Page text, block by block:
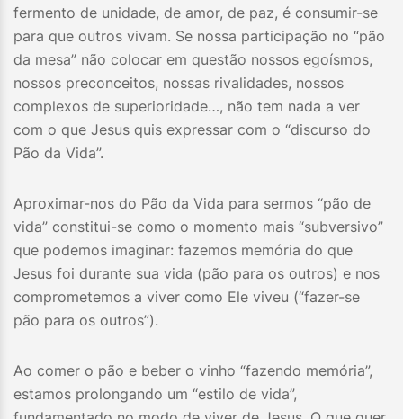
fermento de unidade, de amor, de paz, é consumir-se
para que outros vivam. Se nossa participação no “pão
da mesa” não colocar em questão nossos egoísmos,
nossos preconceitos, nossas rivalidades, nossos
complexos de superioridade…, não tem nada a ver
com o que Jesus quis expressar com o “discurso do
Pão da Vida”.
Aproximar-nos do Pão da Vida para sermos “pão de
vida” constitui-se como o momento mais “subversivo”
que podemos imaginar: fazemos memória do que
Jesus foi durante sua vida (pão para os outros) e nos
comprometemos a viver como Ele viveu (“fazer-se
pão para os outros”).
Ao comer o pão e beber o vinho “fazendo memória”,
estamos prolongando um “estilo de vida”,